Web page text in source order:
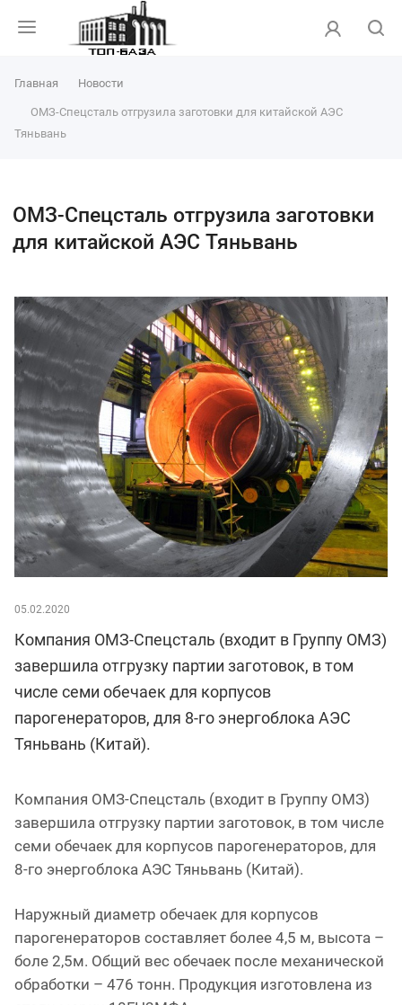
Главная Новости
ОМЗ-Спецсталь отгрузила заготовки для китайской АЭС
Тяньвань
ОМЗ-Спецсталь отгрузила заготовки
для китайской АЭС Тяньвань
05.02.2020
Компания ОМЗ-Спецсталь (входит в Группу ОМЗ)
завершила отгрузку партии заготовок, в том
числе семи обечаек для корпусов
парогенераторов, для 8-го энергоблока АЭС
Тяньвань (Китай).
Компания ОМЗ-Спецсталь (входит в Группу ОМЗ)
завершила отгрузку партии заготовок, в том числе
семи обечаек для корпусов парогенераторов, для
8-го энергоблока АЭС Тяньвань (Китай).
Наружный диаметр обечаек для корпусов
парогенераторов составляет более 4,5 м, высота –
боле 2,5м. Общий вес обечаек после механической
обработки – 476 тонн. Продукция изготовлена из